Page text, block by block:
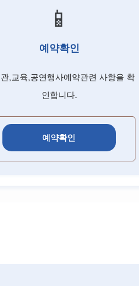
📱
예약확인
,교육,공연행사예약관련 사항을 확
인합니다.
예약확인